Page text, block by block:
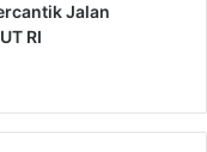
Jalan
RI